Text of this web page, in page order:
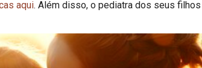
aqui. Além disso, o pediatra dos seus